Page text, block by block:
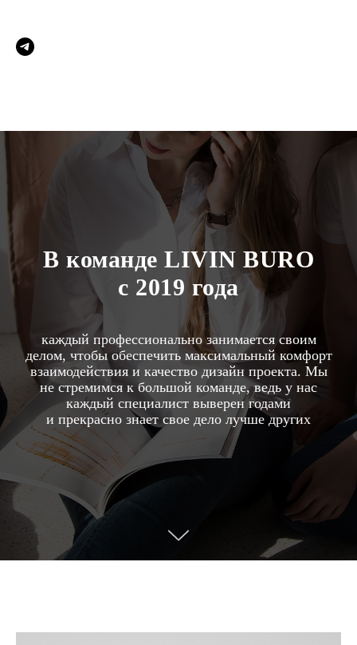
В команде LIVIN BURO
c 2019 года
каждый профессионально занимается своим
делом, чтобы обеспечить максимальный комфорт
взаимодействия и качество дизайн проекта. Мы
не стремимся к большой команде, ведь у нас
каждый специалист выверен годами
и прекрасно знает свое дело лучше других